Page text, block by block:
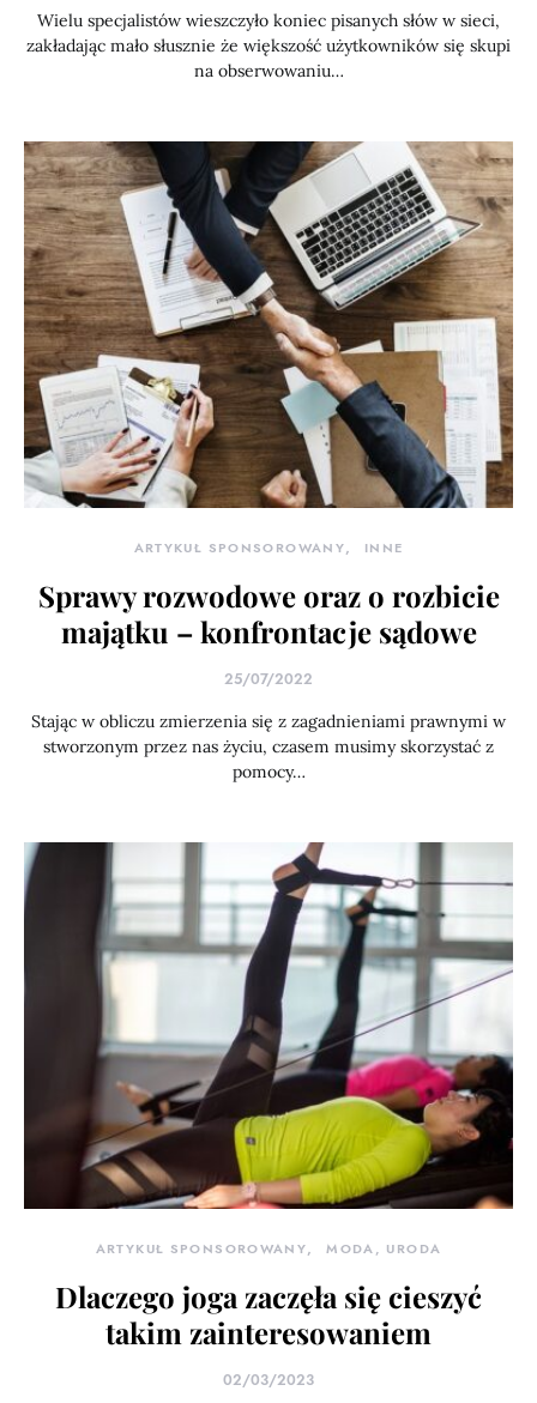
Wielu specjalistów wieszczyło koniec pisanych słów w sieci,
zakładając mało słusznie że większość użytkowników się skupi
na obserwowaniu…
ARTYKUŁ SPONSOROWANY INNE
Sprawy rozwodowe oraz o rozbicie
majątku – konfrontacje sądowe
25/07/2022
Stając w obliczu zmierzenia się z zagadnieniami prawnymi w
stworzonym przez nas życiu, czasem musimy skorzystać z
pomocy…
ARTYKUŁ SPONSOROWANY MODA, URODA
Dlaczego joga zaczęła się cieszyć
takim zainteresowaniem
02/03/2023